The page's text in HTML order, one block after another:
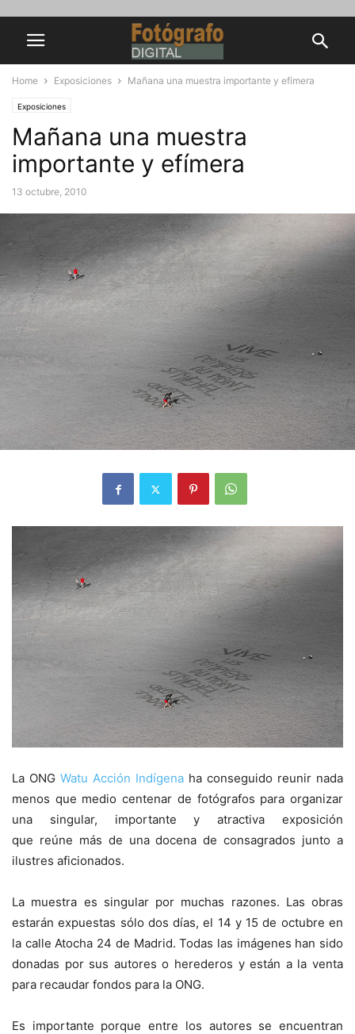
Home Exposiciones Mañana una muestra importante y efímera
Exposiciones
Mañana una muestra
importante y efímera
13 octubre, 2010
La ONG Watu Acción Indígena ha conseguido reunir nada
menos que medio centenar de fotógrafos para organizar
una singular, importante y atractiva exposición
que reúne más de una docena de consagrados junto a
ilustres aficionados.
La muestra es singular por muchas razones. Las obras
estarán expuestas sólo dos días, el 14 y 15 de octubre en
la calle Atocha 24 de Madrid. Todas las imágenes han sido
donadas por sus autores o herederos y están a la venta
para recaudar fondos para la ONG.
Es importante porque entre los autores se encuentran